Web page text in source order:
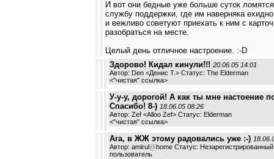
И вот они бедные уже больше суток
службу поддержки, где им наверняка ехидно
и вежливо советуют приехать к ним с
разобраться на месте.
Целый день отличное настроение. :-D
Здорово! Кидал кинули!!! 20.06.05 14:01
Автор: Den <Денис Т.> Статус: The Elderman
<"чистая" ссылка>
У-у-у, дорогой! А как ты мне настоение
Спасибо! 8-) 18.06.05 08:26
Автор: Zef <Alloo Zef> Статус: Elderman
<"чистая" ссылка>
Ага, в ЖЖ этому радовались уже :-)
Автор: amirul@home Статус: Незарегистрированный
пользователь